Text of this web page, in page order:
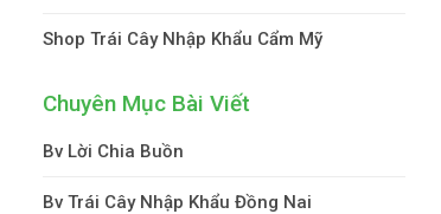
Shop Trái Cây Nhập Khẩu Cẩm Mỹ
Chuyên Mục Bài Viết
Bv Lời Chia Buồn
Bv Trái Cây Nhập Khẩu Đồng Nai